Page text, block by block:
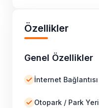
Özellikler
Genel Özellikler
İnternet Bağlantısı
Otopark / Park Yeri